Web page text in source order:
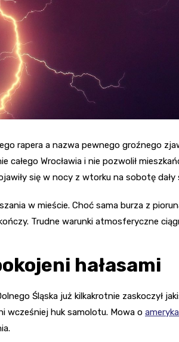
rapera a nazwa pewnego groźnego
całego Wrocławia i nie pozwolił
się w nocy z wtorku na sobotę
w mieście. Choć sama burza z
Trudne warunki atmosferyczne
hałasami
Śląska już kilkakrotnie zaskoczył
wcześniej huk samolotu. Mowa o